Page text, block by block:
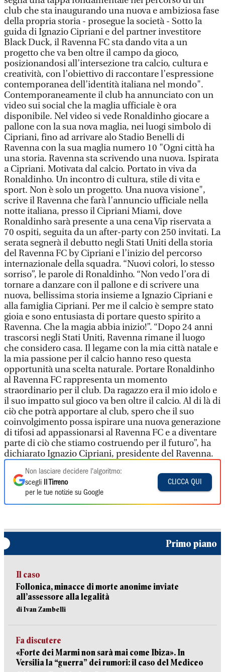
club che sta inaugurando una nuova e ambiziosa fase
della propria storia - prosegue la società - Sotto la
guida di Ignazio Cipriani e del partner investitore
Black Duck, il Ravenna FC sta dando vita a un
progetto che va ben oltre il campo da gioco,
posizionandosi all’intersezione tra calcio, cultura e
creatività, con l’obiettivo di raccontare l’espressione
contemporanea dell’identità italiana nel mondo".
Contemporaneamente il club ha annunciato con un
video sui social che la maglia ufficiale è ora
disponibile. Nel video si vede Ronaldinho giocare a
pallone con la sua nova maglia, nei luogi simbolo di
Cipriani, fino ad arrivare alo Stadio Benelli di
Ravenna con la sua maglia numero 10 "Ogni città ha
una storia. Ravenna sta scrivendo una nuova. Ispirata
a Cipriani. Motivata dal calcio. Portato in viva da
Ronaldinho. Un incontro di cultura, stile di vita e
sport. Non è solo un progetto. Una nuova visione",
scrive il Ravenna che farà l’annuncio ufficiale nella
notte italiana, presso il Cipriani Miami, dove
Ronaldinho sarà presente a una cena Vip riservata a
70 ospiti, seguita da un after-party con 250 invitati. La
serata segnerà il debutto negli Stati Uniti della storia
del Ravenna FC by Cipriani e l’inizio del percorso
internazionale della squadra. “Nuovi colori, lo stesso
sorriso”, le parole di Ronaldinho. “Non vedo l’ora di
tornare a danzare con il pallone e di scrivere una
nuova, bellissima storia insieme a Ignazio Cipriani e
alla famiglia Cipriani. Per me il calcio è sempre stato
gioia e sono entusiasta di portare questo spirito a
Ravenna. Che la magia abbia inizio!”. “Dopo 24 anni
trascorsi negli Stati Uniti, Ravenna rimane il luogo
che considero casa. Il legame con la mia città natale e
la mia passione per il calcio hanno reso questa
opportunità una scelta naturale. Portare Ronaldinho
al Ravenna FC rappresenta un momento
straordinario per il club. Da ragazzo era il mio idolo e
il suo impatto sul gioco va ben oltre il calcio. Al di là di
ciò che potrà apportare al club, spero che il suo
coinvolgimento possa ispirare una nuova generazione
di tifosi ad appassionarsi al Ravenna FC e a diventare
parte di ciò che stiamo costruendo per il futuro”, ha
dichiarato Ignazio Cipriani, presidente del Ravenna.
Non lasciare decidere l'algoritmo:
scegli
Il Tirreno
per le tue notizie su Google
CLICCA QUI
Primo piano
Il caso
Follonica, minacce di morte anonime inviate
all’assessore alla legalità
di Ivan Zambelli
Fa discutere
«Forte dei Marmi non sarà mai come Ibiza». In
Versilia la “guerra” dei rumori: il caso del Mediceo